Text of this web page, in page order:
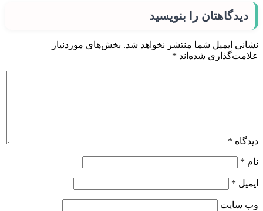
دیدگاهتان را بنویسید
نشانی ایمیل شما منتشر نخواهد شد. بخش‌های موردنیاز
علامت‌گذاری شده‌اند *
دیدگاه *
نام *
ایمیل *
وب‌ سایت